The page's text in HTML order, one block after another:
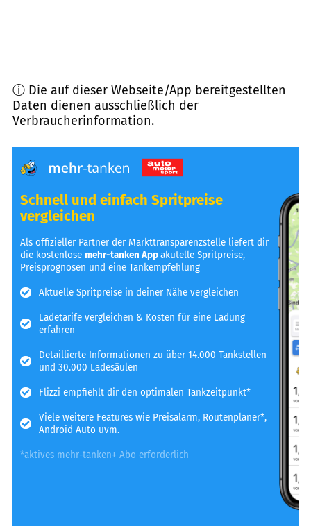
ⓘ Die auf dieser Webseite/App bereitgestellten
Daten dienen ausschließlich der
Verbraucherinformation.
Schnell und einfach Spritpreise
vergleichen
Als offizieller Partner der Markttransparenzstelle liefert dir
die kostenlosemehr-tanken Appakutelle Spritpreise,
Preisprognosen und eine Tankempfehlung
Aktuelle Spritpreise in deiner Nähe vergleichen
Ladetarife vergleichen & Kosten für eine Ladung
erfahren
Detaillierte Informationen zu über 14.000 Tankstellen
und 30.000 Ladesäulen
Flizzi empfiehlt dir den optimalen Tankzeitpunkt*
Viele weitere Features wie Preisalarm, Routenplaner*,
Android Auto uvm.
*aktives mehr-tanken+ Abo erforderlich